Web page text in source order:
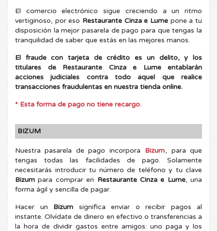
El comercio electrónico sigue creciendo a un ritmo
vertiginoso, por eso Restaurante Cinza e Lume pone a tu
disposición la mejor pasarela de pago para que tengas la
tranquilidad de saber que estás en las mejores manos.
El fraude con tarjeta de crédito es un delito, y los
titulares de Restaurante Cinza e Lume entablarán
acciones judiciales contra todo aquel que realice
transacciones fraudulentas en nuestra tienda online.
* Esta forma de pago no tiene recargo.
BIZUM
Nuestra pasarela de pago incorpora Bizum, para que
tengas todas las facilidades de pago. Solamente
necesitarás introducir tu número de teléfono y tu clave
Bizum para comprar en Restaurante Cinza e Lume, una
forma ágil y sencilla de pagar.
Hacer un Bizum significa enviar o recibir pagos al
instante. Olvídate de dinero en efectivo o transferencias a
la hora de dividir gastos entre amigos: uno paga y los